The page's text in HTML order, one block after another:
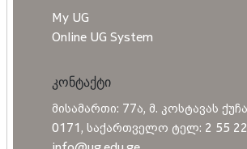
My UG
Online UG System
კონტაქტი
მისამართი: 77ა, მ. კოსტავას
0171, საქართველო ტელ: 2 55